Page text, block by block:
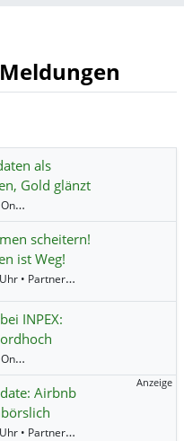
als
Gold glänzt
Gestern 18:39 Uhr • Partner • Wallstreet Online •
scheitern!
ist Weg!
Gestern 17:00 Uhr • Partner • MediaFeed •
INPEX:
Gestern 16:03 Uhr • Partner • Wallstreet Online •
Airbnb
Gestern 15:28 Uhr • Partner • Societe Generale •
Anzeige